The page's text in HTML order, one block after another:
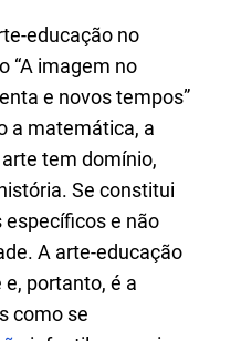
educação no
“A imagem no
e novos tempos”
a matemática, a
tem domínio,
Se constitui
e não
A arte-educação
portanto, é a
como se